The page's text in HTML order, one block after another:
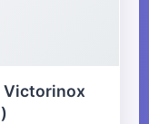
Victorinox